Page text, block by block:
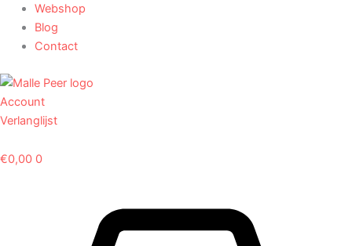
Webshop
Blog
Contact
Account
Verlanglijst
€0,00 0